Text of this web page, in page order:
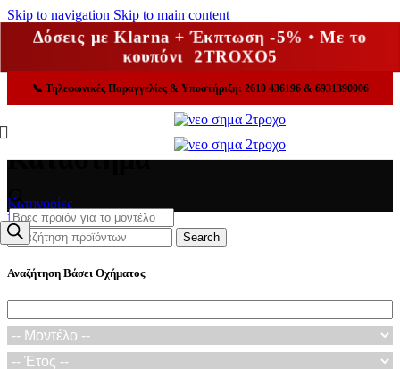
Skip to navigation Skip to main content
Δόσεις με Klarna + Έκπτωση -5% • Με το
κουπόνι 2TROXO5
📞 Τηλεφωνικές Παραγγελίες & Υποστήριξη: 2610 436196 & 6931390006
Products
search
Κατάστημα
Κατηγορίες
Κλείσε
Search
Αναζήτηση Βάσει Οχήματος